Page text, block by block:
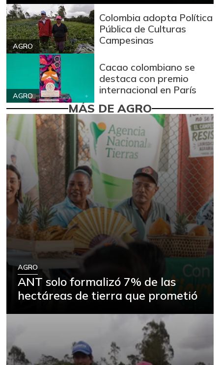
AGRO
Colombia adopta Política
Pública de Culturas
Campesinas
AGRO
Cacao colombiano se
destaca con premio
internacional en París
MÁS DE AGRO
AGRO
ANT solo formalizó 7% de las
hectáreas de tierra que prometió